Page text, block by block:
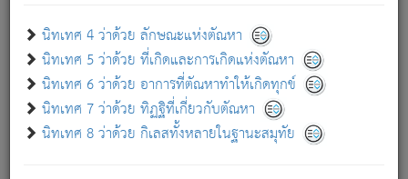
นิทเทศ 4 ว่าด้วย ลักษณะแห่งตัณหา
นิทเทศ 5 ว่าด้วย ที่เกิดและการเกิดแห่งตัณหา
นิทเทศ 6 ว่าด้วย อาการที่ตัณหาทำให้เกิดทุกข์
นิทเทศ 7 ว่าด้วย ทิฏฐิที่เกี่ยวกับตัณหา
นิทเทศ 8 ว่าด้วย กิเลสทั้งหลายในฐานะสมุทัย
อย่างนี้อยู่; เขาย่อมละภวตัณหาได้ และไม่เพลิดเพลินวิภวตัณหา
ด้วย.
ความดับเพราะความสำรอกไม่เหลือ (แห่งภพทั้งหลาย)
เพราะความสิ้นไปแห่งตัณหาโดยประการทั้งปวง นั้นคือ
นิพพาน.
ภพใหม่ย่อมไม่มีแก่ภิกษุนั้น ผู้ดับเย็นสนิทแล้ว เพราะไม่มี